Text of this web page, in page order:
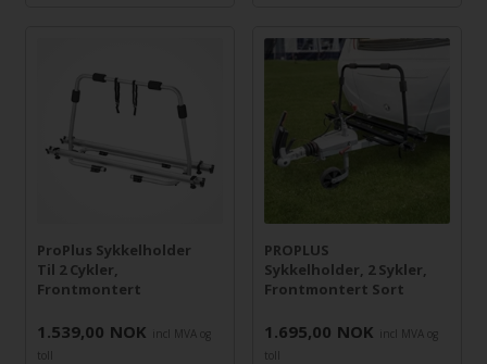
ProPlus Sykkelholder
Til 2 Cykler,
Frontmontert
1.539,00 NOK
incl MVA og
toll
PROPLUS
Sykkelholder, 2 Sykler,
Frontmontert Sort
1.695,00 NOK
incl MVA og
toll